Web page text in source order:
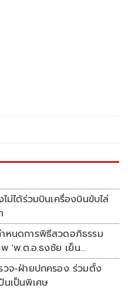
ม่ได้ร่วมบินเครื่องบินขับไล่
หนดการพิธีสวดอภิธรรม
'พ.ต.อ.ธงชัย เย็น
วจ-ฝ่ายปกครอง ร่วมตั้ง
นเป็นพิเศษ